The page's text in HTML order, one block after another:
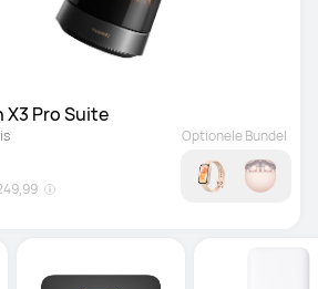
X3 Pro Suite
Optionele Bundel